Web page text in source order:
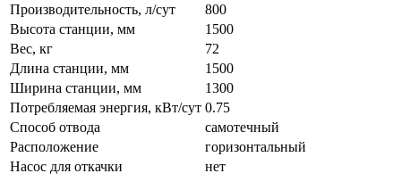
Производительность, л/сут
800
Высота станции, мм
1500
Вес, кг
72
Длина станции, мм
1500
Ширина станции, мм
1300
Потребляемая энергия, кВт/сут 0.75
Способ отвода
самотечный
Расположение
горизонтальный
Насос для откачки
нет